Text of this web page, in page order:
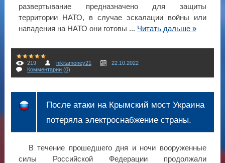
развертывание предназначено для защиты
территории НАТО, в случае эскалации войны или
нападения на НАТО они готовы ... Читать дальше »
219 nikitamoney21
22.10.2022
Комментарии (0)
После атаки на Крымский мост Украина
потеряла электроснабжение страны.
В течение прошедшего дня и ночи вооруженные
силы Российской Федерации продолжали